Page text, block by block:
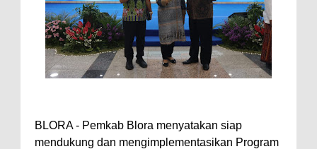
BLORA - Pemkab Blora menyatakan siap
mendukung dan mengimplementasikan Program